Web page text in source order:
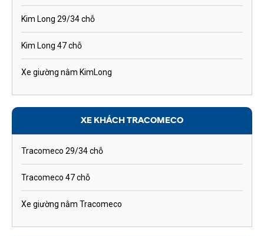
Kim Long 29/34 chỗ
Kim Long 47 chỗ
Xe giường nằm KimLong
XE KHÁCH TRACOMECO
Tracomeco 29/34 chỗ
Tracomeco 47 chỗ
Xe giường nằm Tracomeco